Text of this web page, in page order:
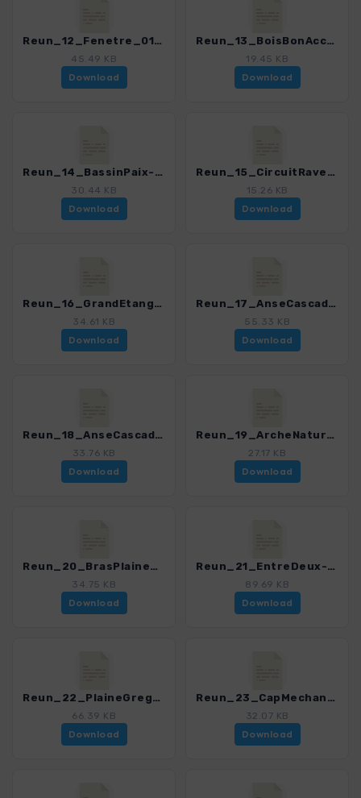
Reun_12_Fenetre_0150_1.gpx
45.49 KB
Download
Reun_13_BoisBonAccueil_0150_1.gpx
19.45 KB
Download
Reun_14_BassinPaix-Mer_0150_1.gpx
30.44 KB
Download
Reun_15_CircuitRavenales_0150_1.gpx
15.26 KB
Download
Reun_16_GrandEtang_0150_1.gpx
34.61 KB
Download
Reun_17_AnseCascades-PointeCorail_0150_1.gpx
55.33 KB
Download
Reun_18_AnseCascades-BoisBlanc_0150_1.gpx
33.76 KB
Download
Reun_19_ArcheNaturelle_0150_1.gpx
27.17 KB
Download
Reun_20_BrasPlaine_0150_1.gpx
34.75 KB
Download
Reun_21_EntreDeux-Dimitile-Refuge-CaverneDufour_0150_1.gpx
89.69 KB
Download
Reun_22_PlaineGregue-PitonRond_0150_1.gpx
66.39 KB
Download
Reun_23_CapMechant_0150_1.gpx
32.07 KB
Download